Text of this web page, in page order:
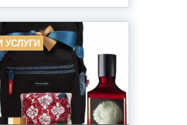
УСЛУГИ